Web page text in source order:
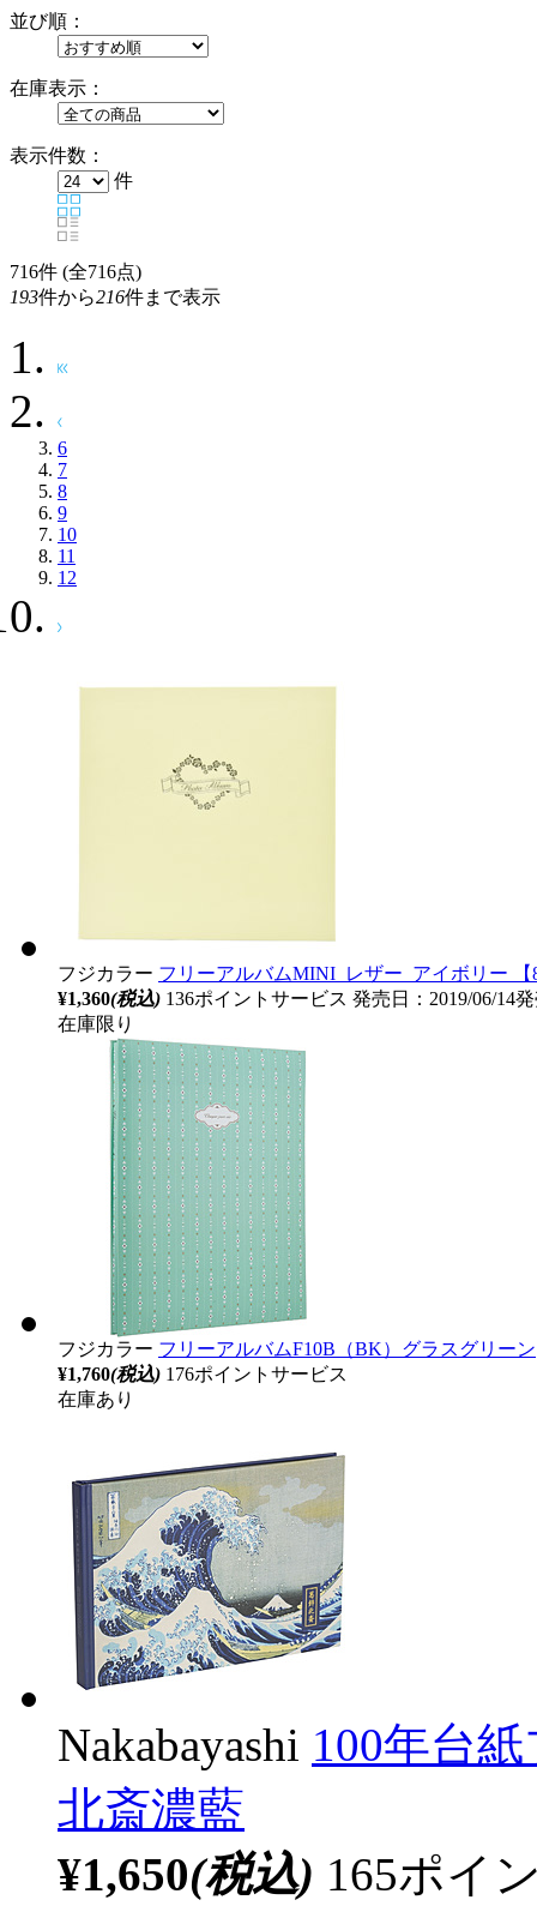
並び順：
在庫表示：
表示件数：
件
716件 (全716点)
193件から216件まで表示
6
7
8
9
10
11
12
フジカラー フリーアルバムMINI_レザー_アイボリー 【
¥1,360(税込) 136ポイントサービス 発売日：2019/06/14
在庫限り
フジカラー フリーアルバムF10B（BK）グラスグリーン
¥1,760(税込) 176ポイントサービス
在庫あり
Nakabayashi 100年台
北斎濃藍
¥1,650(税込) 165ポイ